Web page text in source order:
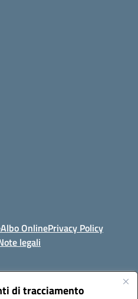
di tracciamento
Albo OnlinePrivacy Policy
legali